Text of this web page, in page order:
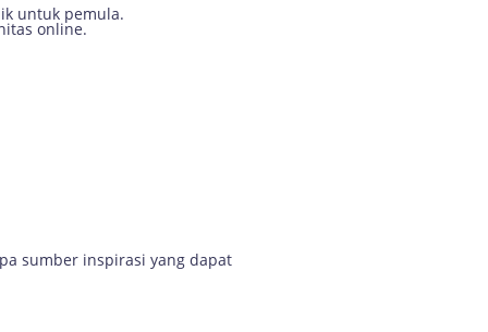
untuk pemula.
online.
sumber inspirasi yang dapat